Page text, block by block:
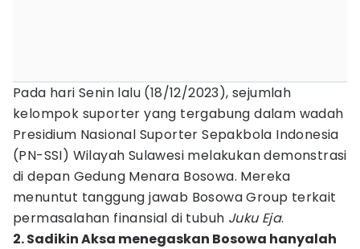
Pada hari Senin lalu (18/12/2023), sejumlah
kelompok suporter yang tergabung dalam wadah
Presidium Nasional Suporter Sepakbola Indonesia
(PN-SSI) Wilayah Sulawesi melakukan demonstrasi
di depan Gedung Menara Bosowa. Mereka
menuntut tanggung jawab Bosowa Group terkait
permasalahan finansial di tubuh Juku Eja.
2. Sadikin Aksa menegaskan Bosowa hanyalah